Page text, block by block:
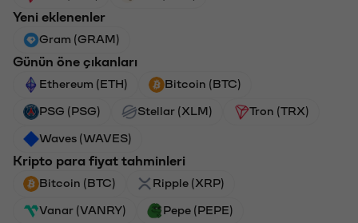
Yeni eklenenler
Gram (GRAM)
Günün öne çıkanları
Ethereum (ETH) Bitcoin (BTC)
PSG (PSG) Stellar (XLM) Tron (TRX)
Waves (WAVES)
Kripto para fiyat tahminleri
Bitcoin (BTC) Ripple (XRP)
Vanar (VANRY) Pepe (PEPE)